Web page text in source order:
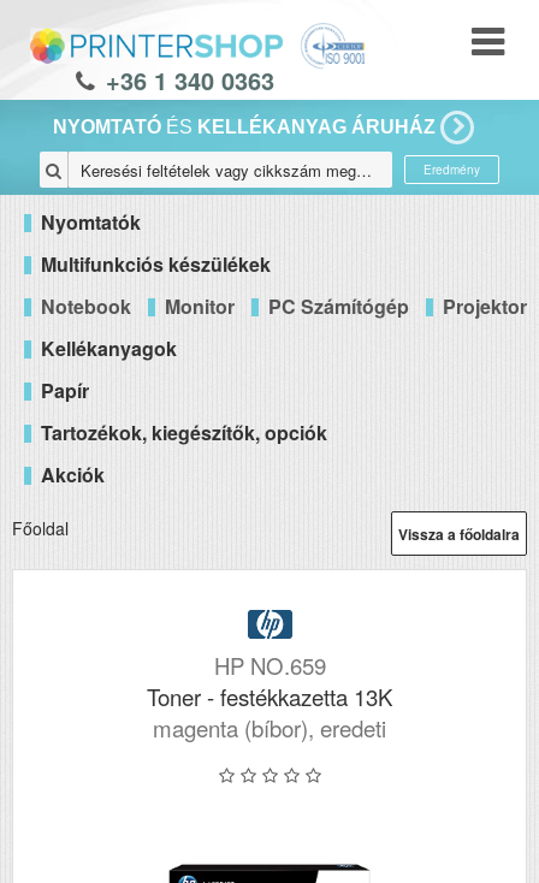
+36 1 340 0363
NYOMTATÓ ÉS KELLÉKANYAG ÁRUHÁZ
Eredmény
Nyomtatók
Multifunkciós készülékek
Notebook
Monitor PC Számítógép
Projektor
Kellékanyagok
Papír
Tartozékok, kiegészítők, opciók
Akciók
Vissza a főoldalra
Főoldal
HP NO.659
Toner - festékkazetta 13K
magenta (bíbor), eredeti